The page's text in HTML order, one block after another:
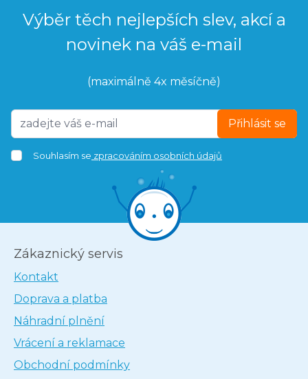
Výběr těch nejlepších slev, akcí a
novinek na váš e-mail
(maximálně 4x měsíčně)
Přihlásit se
Souhlasím se zpracováním osobních údajů
Zákaznický servis
Kontakt
Doprava a platba
Náhradní plnění
Vrácení a reklamace
Obchodní podmínky